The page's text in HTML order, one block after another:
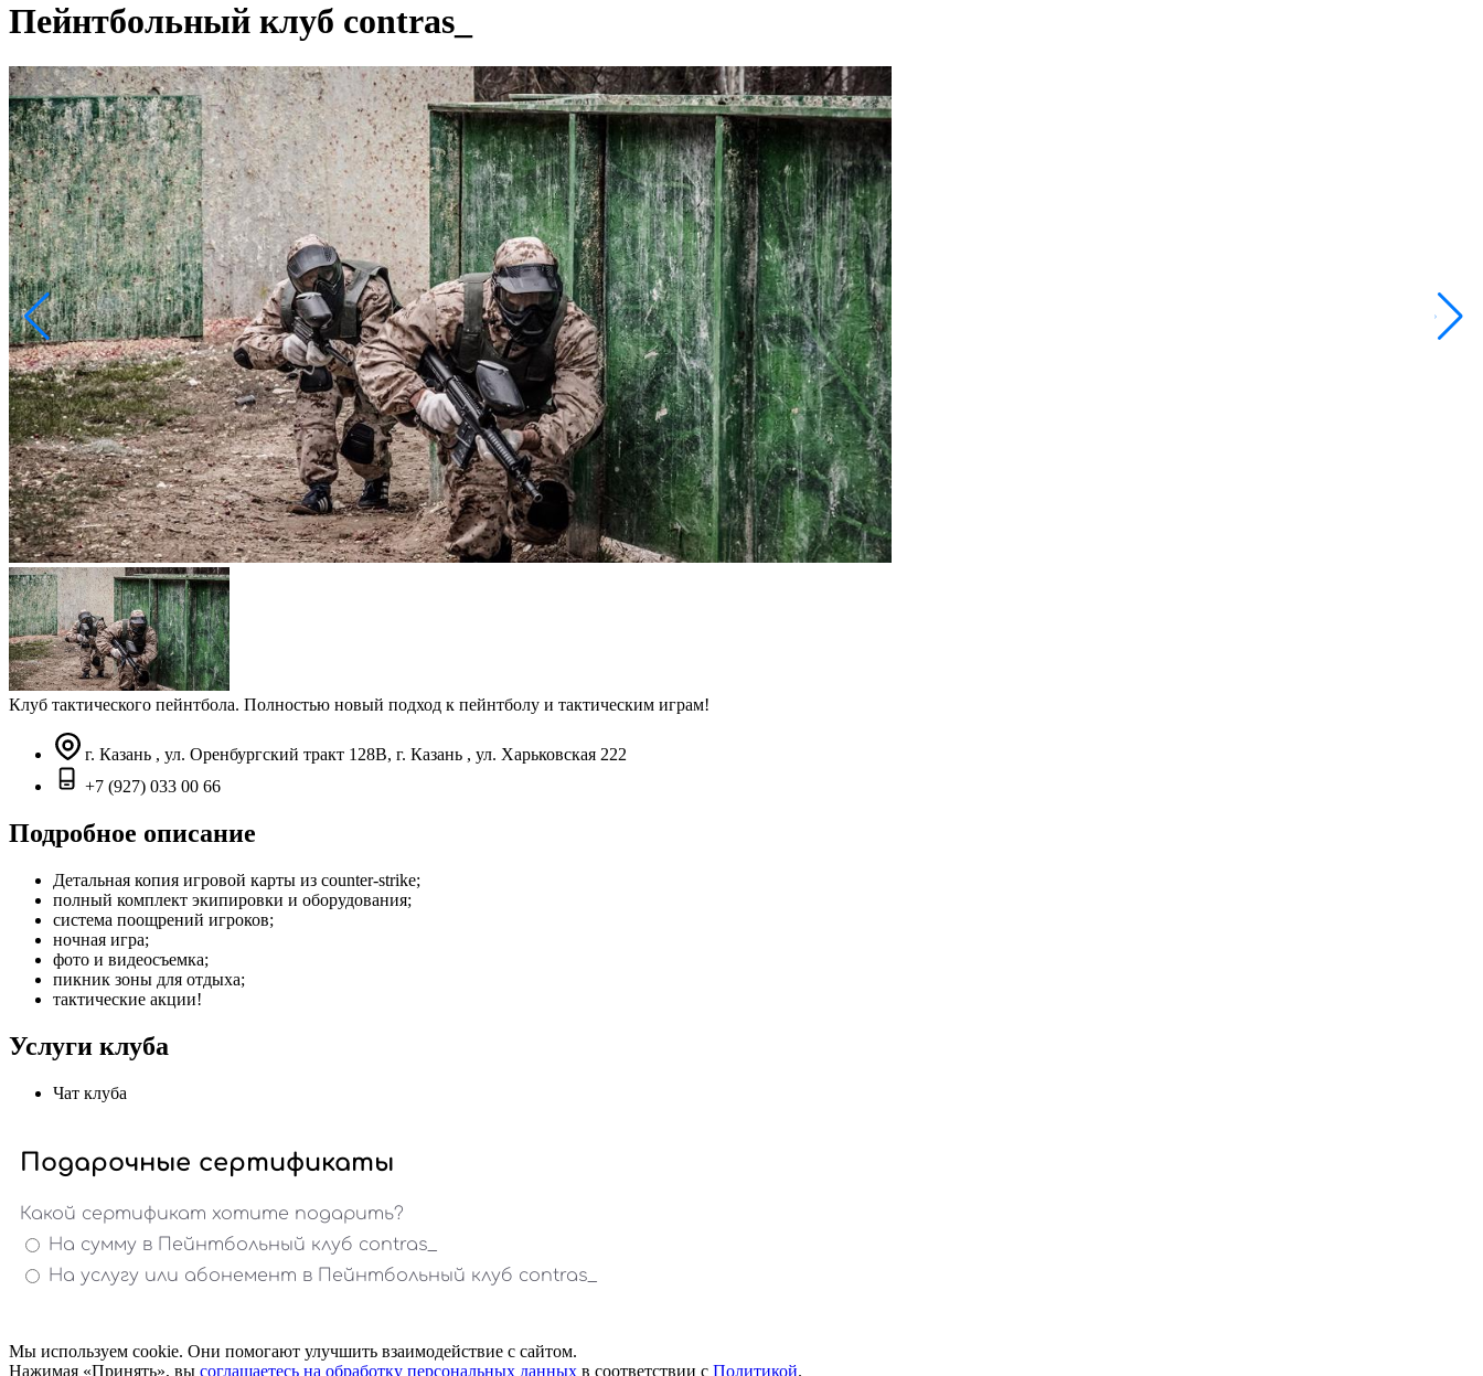
Пейнтбольный клуб contras_
Клуб тактического пейнтбола. Полностью новый подход к пейнтболу и тактическим играм!
г. Казань , ул. Оренбургский тракт 128В, г. Казань , ул. Харьковская 222
+7 (927) 033 00 66
Подробное описание
Детальная копия игровой карты из counter-strike;
полный комплект экипировки и оборудования;
система поощрений игроков;
ночная игра;
фото и видеосъемка;
пикник зоны для отдыха;
тактические акции!
Услуги клуба
Чат клуба
Мы используем cookie. Они помогают улучшить взаимодействие с сайтом.
Нажимая «Принять», вы соглашаетесь на обработку персональных данных в соответствии с Политикой.